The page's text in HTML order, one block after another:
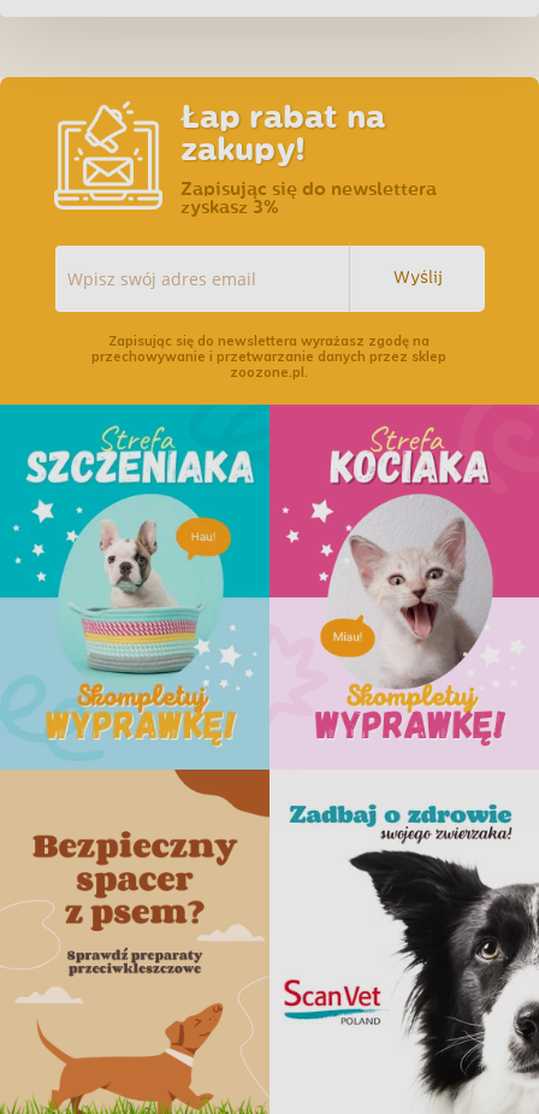
Łap rabat na
zakupy!
Zapisując się do newslettera
zyskasz 3%
Wyślij
Zapisując się do newslettera wyrażasz zgodę na
przechowywanie i przetwarzanie danych przez sklep
zoozone.pl.